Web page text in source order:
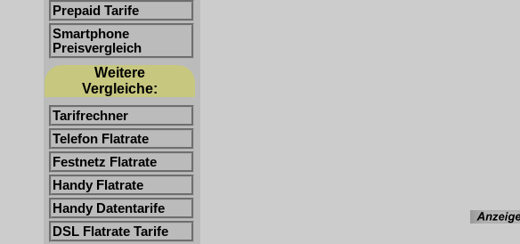
Prepaid Tarife
Smartphone
Preisvergleich
Weitere
Vergleiche:
Tarifrechner
Telefon Flatrate
Festnetz Flatrate
Handy Flatrate
Handy Datentarife
DSL Flatrate Tarife